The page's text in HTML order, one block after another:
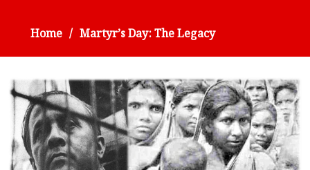
Home Martyr’s Day: The Legacy